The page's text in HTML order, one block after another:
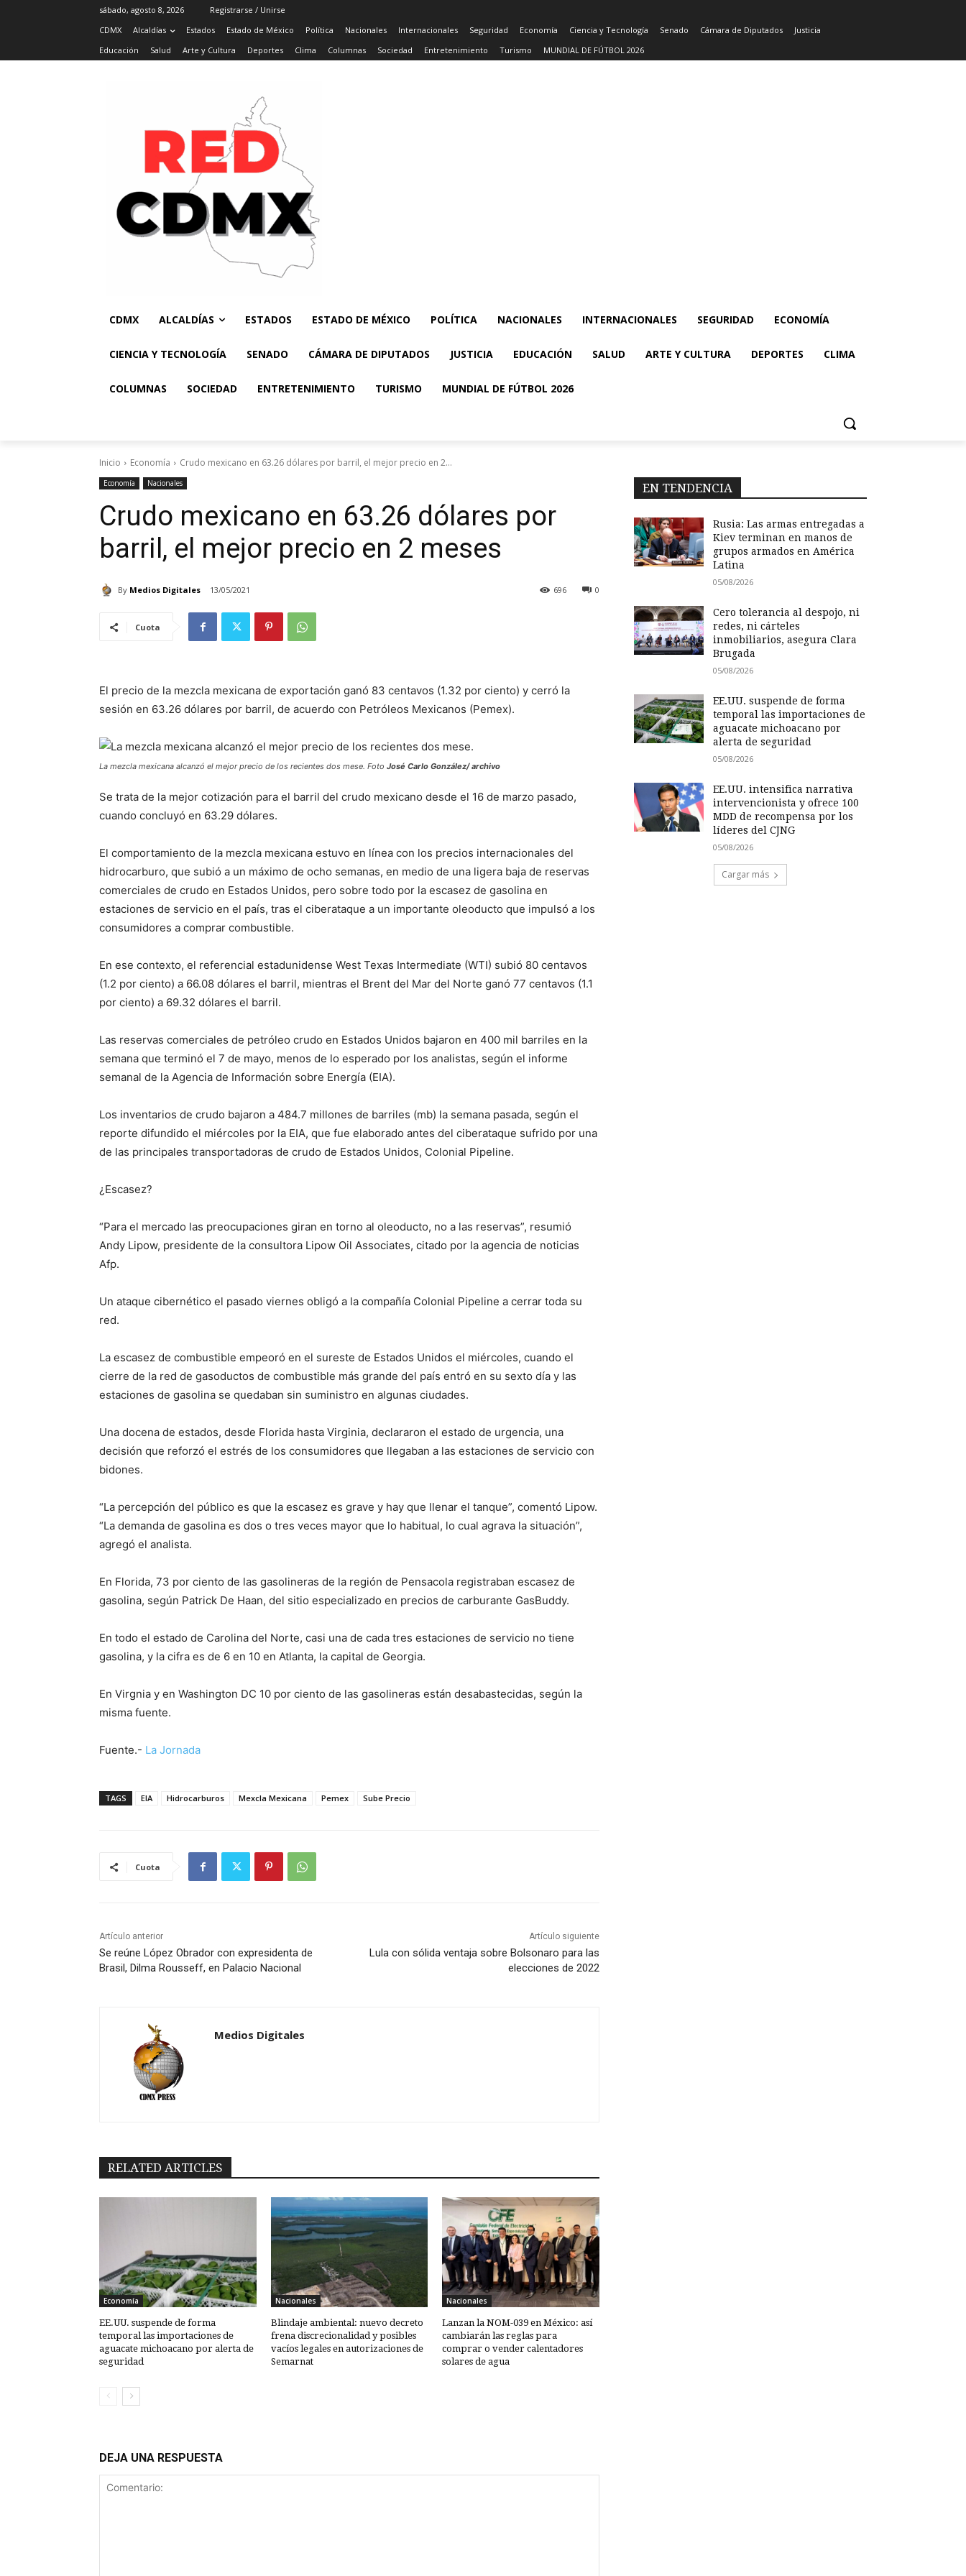
sábado, agosto 8, 2026
Registrarse / Unirse
CDMX
Alcaldías Estados Estado de México Política Nacionales Internacionales Seguridad Economía Ciencia y Tecnología Senado Cámara de Diputados
Justicia
Educación
Salud Arte y Cultura Deportes Clima Columnas Sociedad Entretenimiento Turismo MUNDIAL DE FÚTBOL 2026
CDMX ALCALDÍAS ESTADOS ESTADO DE MÉXICO POLÍTICA NACIONALES INTERNACIONALES SEGURIDAD ECONOMÍA
CIENCIA Y TECNOLOGÍA SENADO CÁMARA DE DIPUTADOS JUSTICIA EDUCACIÓN SALUD ARTE Y CULTURA DEPORTES CLIMA
COLUMNAS SOCIEDAD ENTRETENIMIENTO TURISMO MUNDIAL DE FÚTBOL 2026
Inicio Economía Crudo mexicano en 63.26 dólares por barril, el mejor precio en 2...
Economía Nacionales
Crudo mexicano en 63.26 dólares por
barril, el mejor precio en 2 meses
By Medios Digitales 13/05/2021 0
696
Cuota
El precio de la mezcla mexicana de exportación ganó 83 centavos (1.32 por ciento) y cerró la
sesión en 63.26 dólares por barril, de acuerdo con Petróleos Mexicanos (Pemex).
La mezcla mexicana alcanzó el mejor precio de los recientes dos mese. Foto José Carlo González/ archivo
Se trata de la mejor cotización para el barril del crudo mexicano desde el 16 de marzo pasado,
cuando concluyó en 63.29 dólares.
El comportamiento de la mezcla mexicana estuvo en línea con los precios internacionales del
hidrocarburo, que subió a un máximo de ocho semanas, en medio de una ligera baja de reservas
comerciales de crudo en Estados Unidos, pero sobre todo por la escasez de gasolina en
estaciones de servicio en el país, tras el ciberataque a un importante oleoducto que impulsó a los
consumidores a comprar combustible.
En ese contexto, el referencial estadunidense West Texas Intermediate (WTI) subió 80 centavos
(1.2 por ciento) a 66.08 dólares el barril, mientras el Brent del Mar del Norte ganó 77 centavos (1.1
por ciento) a 69.32 dólares el barril.
Las reservas comerciales de petróleo crudo en Estados Unidos bajaron en 400 mil barriles en la
semana que terminó el 7 de mayo, menos de lo esperado por los analistas, según el informe
semanal de la Agencia de Información sobre Energía (EIA).
Los inventarios de crudo bajaron a 484.7 millones de barriles (mb) la semana pasada, según el
reporte difundido el miércoles por la EIA, que fue elaborado antes del ciberataque sufrido por una
de las principales transportadoras de crudo de Estados Unidos, Colonial Pipeline.
¿Escasez?
“Para el mercado las preocupaciones giran en torno al oleoducto, no a las reservas”, resumió
Andy Lipow, presidente de la consultora Lipow Oil Associates, citado por la agencia de noticias
Afp.
Un ataque cibernético el pasado viernes obligó a la compañía Colonial Pipeline a cerrar toda su
red.
La escasez de combustible empeoró en el sureste de Estados Unidos el miércoles, cuando el
cierre de la red de gasoductos de combustible más grande del país entró en su sexto día y las
estaciones de gasolina se quedaban sin suministro en algunas ciudades.
Una docena de estados, desde Florida hasta Virginia, declararon el estado de urgencia, una
decisión que reforzó el estrés de los consumidores que llegaban a las estaciones de servicio con
bidones.
“La percepción del público es que la escasez es grave y hay que llenar el tanque”, comentó Lipow.
“La demanda de gasolina es dos o tres veces mayor que lo habitual, lo cual agrava la situación”,
agregó el analista.
En Florida, 73 por ciento de las gasolineras de la región de Pensacola registraban escasez de
gasolina, según Patrick De Haan, del sitio especializado en precios de carburante GasBuddy.
En todo el estado de Carolina del Norte, casi una de cada tres estaciones de servicio no tiene
gasolina, y la cifra es de 6 en 10 en Atlanta, la capital de Georgia.
En Virgnia y en Washington DC 10 por ciento de las gasolineras están desabastecidas, según la
misma fuente.
Fuente.- La Jornada
TAGS EIA Hidrocarburos Mexcla Mexicana Pemex Sube Precio
Cuota
Artículo anterior
Se reúne López Obrador con expresidenta de
Brasil, Dilma Rousseff, en Palacio Nacional
Artículo siguiente
Lula con sólida ventaja sobre Bolsonaro para las
elecciones de 2022
Medios Digitales
RELATED ARTICLES
Economía
EE.UU. suspende de forma
temporal las importaciones de
aguacate michoacano por alerta de
seguridad
Nacionales
Blindaje ambiental: nuevo decreto
frena discrecionalidad y posibles
vacíos legales en autorizaciones de
Semarnat
Nacionales
Lanzan la NOM-039 en México: así
cambiarán las reglas para
comprar o vender calentadores
solares de agua
DEJA UNA RESPUESTA
EN TENDENCIA
Rusia: Las armas entregadas a
Kiev terminan en manos de
grupos armados en América
Latina
05/08/2026
Cero tolerancia al despojo, ni
redes, ni cárteles
inmobiliarios, asegura Clara
Brugada
05/08/2026
EE.UU. suspende de forma
temporal las importaciones de
aguacate michoacano por
alerta de seguridad
05/08/2026
EE.UU. intensifica narrativa
intervencionista y ofrece 100
MDD de recompensa por los
líderes del CJNG
05/08/2026
Cargar más